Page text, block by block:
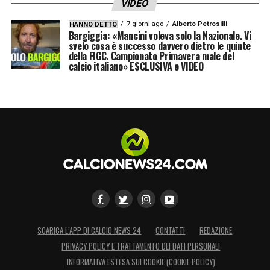
LA PLAYLIST DELLE NOSTRE TOP NEWS
VIDEO
HANNO DETTO 7 giorni ago Alberto Petrosilli
Bargiggia: «Mancini voleva solo la Nazionale. Vi
svelo cosa è successo davvero dietro le quinte
della FIGC. Campionato Primavera male del
calcio italiano» ESCLUSIVA e VIDEO
SCARICA L’APP DI CALCIO NEWS 24 CONTATTI
REDAZIONE
PRIVACY POLICY E TRATTAMENTO DEI DATI PERSONALI
INFORMATIVA ESTESA SUI COOKIE (COOKIE POLICY)